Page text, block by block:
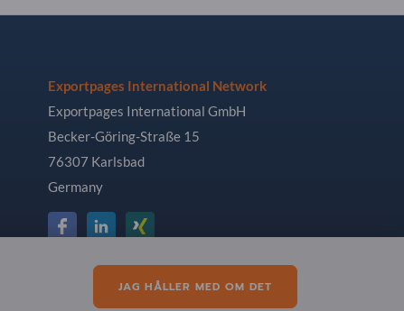
Exportpages International Network
Exportpages International GmbH
Becker-Göring-Straße 15
76307 Karlsbad
Germany
JAG HÅLLER MED OM DET